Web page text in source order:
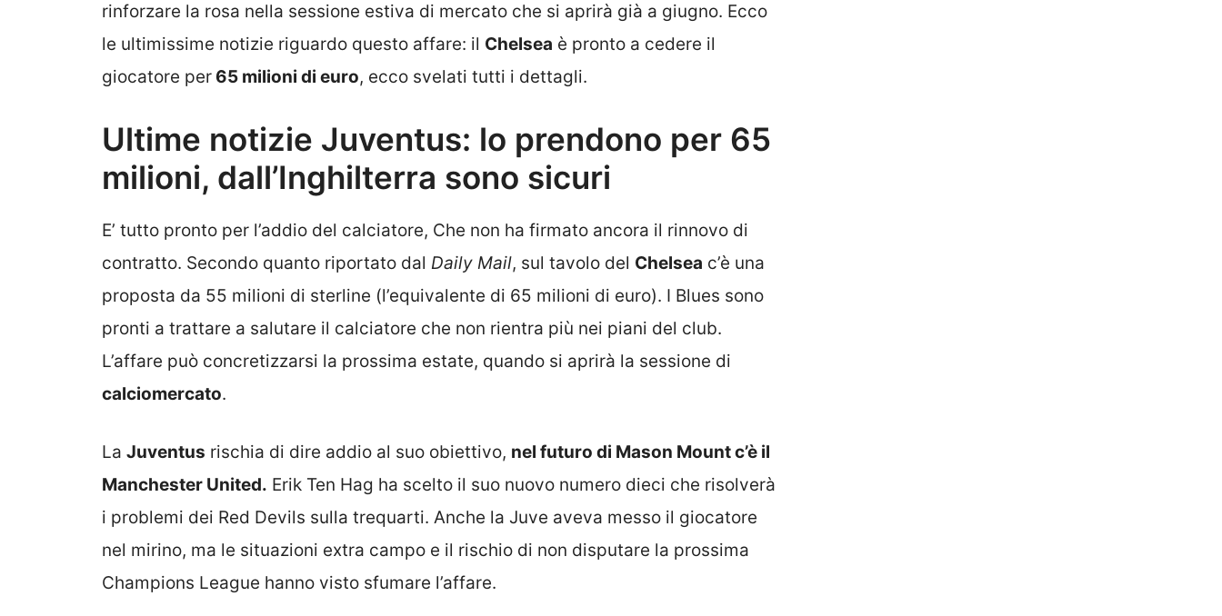
rinforzare la rosa nella sessione estiva di mercato che si aprirà già a giugno. Ecco
le ultimissime notizie riguardo questo affare: il Chelsea è pronto a cedere il
giocatore per 65 milioni di euro, ecco svelati tutti i dettagli.
Ultime notizie Juventus: lo prendono per 65
milioni, dall’Inghilterra sono sicuri
E’ tutto pronto per l’addio del calciatore, Che non ha firmato ancora il rinnovo di
contratto. Secondo quanto riportato dal Daily Mail, sul tavolo del Chelsea c’è una
proposta da 55 milioni di sterline (l’equivalente di 65 milioni di euro). I Blues sono
pronti a trattare a salutare il calciatore che non rientra più nei piani del club.
L’affare può concretizzarsi la prossima estate, quando si aprirà la sessione di
calciomercato.
La Juventus rischia di dire addio al suo obiettivo, nel futuro di Mason Mount c’è il
Manchester United. Erik Ten Hag ha scelto il suo nuovo numero dieci che risolverà
i problemi dei Red Devils sulla trequarti. Anche la Juve aveva messo il giocatore
nel mirino, ma le situazioni extra campo e il rischio di non disputare la prossima
Champions League hanno visto sfumare l’affare.